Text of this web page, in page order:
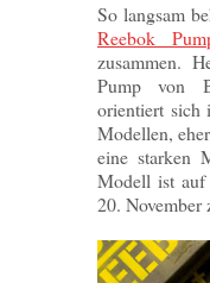
So langsam
Reebok
zusammen.
Pump von
orientiert sich
Modellen,
eine starken
Modell ist
20. November